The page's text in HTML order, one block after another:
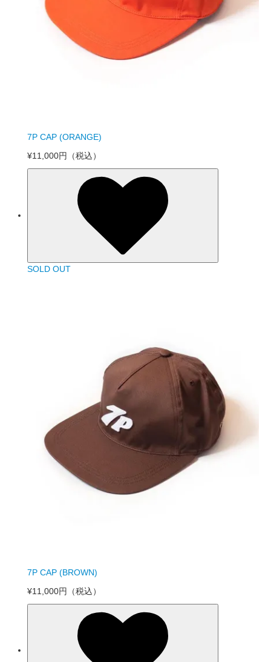
7P CAP (ORANGE)
¥11,000円
（税込）
SOLD OUT
7P CAP (BROWN)
¥11,000円
（税込）